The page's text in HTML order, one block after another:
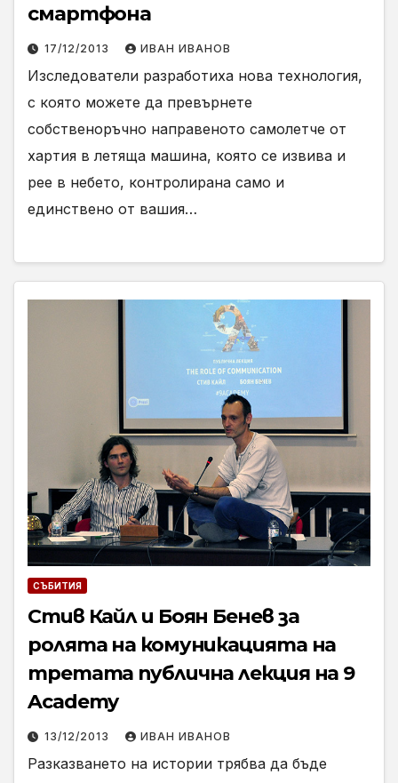
смартфона
17/12/2013 ИВАН ИВАНОВ
Изследователи разработиха нова технология,
с която можете да превърнете
собственоръчно направеното самолетче от
хартия в летяща машина, която се извива и
рее в небето, контролирана само и
единствено от вашия…
СЪБИТИЯ
Стив Кайл и Боян Бенев за
ролята на комуникацията на
третата публична лекция на 9
Academy
13/12/2013 ИВАН ИВАНОВ
Разказването на истории трябва да бъде